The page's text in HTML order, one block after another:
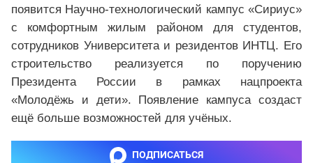
появится Научно-технологический кампус «Сириус»
с комфортным жилым районом для студентов,
сотрудников Университета и резидентов ИНТЦ. Его
строительство реализуется по поручению
Президента России в рамках нацпроекта
«Молодёжь и дети». Появление кампуса создаст
ещё больше возможностей для учёных.
ПОДПИСАТЬСЯ